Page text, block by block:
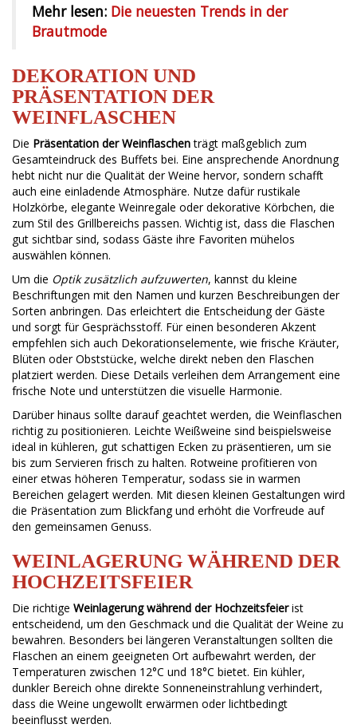
Mehr lesen: Die neuesten Trends in der
Brautmode
DEKORATION UND
PRÄSENTATION DER
WEINFLASCHEN
Die Präsentation der Weinflaschenträgt maßgeblich zum
Gesamteindruck des Buffets bei. Eine ansprechende Anordnung
hebt nicht nur die Qualität der Weine hervor, sondern schafft
auch eine einladende Atmosphäre. Nutze dafür rustikale
Holzkörbe, elegante Weinregale oder dekorative Körbchen, die
zum Stil des Grillbereichs passen. Wichtig ist, dass die Flaschen
gut sichtbar sind, sodass Gäste ihre Favoriten mühelos
auswählen können.
Um die Optik zusätzlich aufzuwerten, kannst du kleine
Beschriftungen mit den Namen und kurzen Beschreibungen der
Sorten anbringen. Das erleichtert die Entscheidung der Gäste
und sorgt für Gesprächsstoff. Für einen besonderen Akzent
empfehlen sich auch Dekorationselemente, wie frische Kräuter,
Blüten oder Obststücke, welche direkt neben den Flaschen
platziert werden. Diese Details verleihen dem Arrangement eine
frische Note und unterstützen die visuelle Harmonie.
Darüber hinaus sollte darauf geachtet werden, die Weinflaschen
richtig zu positionieren. Leichte Weißweine sind beispielsweise
ideal in kühleren, gut schattigen Ecken zu präsentieren, um sie
bis zum Servieren frisch zu halten. Rotweine profitieren von
einer etwas höheren Temperatur, sodass sie in warmen
Bereichen gelagert werden. Mit diesen kleinen Gestaltungen wird
die Präsentation zum Blickfang und erhöht die Vorfreude auf
den gemeinsamen Genuss.
WEINLAGERUNG WÄHREND DER
HOCHZEITSFEIER
Die richtige Weinlagerung während der Hochzeitsfeierist
entscheidend, um den Geschmack und die Qualität der Weine zu
bewahren. Besonders bei längeren Veranstaltungen sollten die
Flaschen an einem geeigneten Ort aufbewahrt werden, der
Temperaturen zwischen 12°C und 18°C bietet. Ein kühler,
dunkler Bereich ohne direkte Sonneneinstrahlung verhindert,
dass die Weine ungewollt erwärmen oder lichtbedingt
beeinflusst werden.